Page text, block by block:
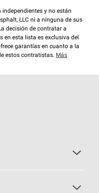
y no están
LLC ni a ninguna de sus
decisión de contratar a
esta lista es exclusiva del
garantías en cuanto a la
estos contratistas. Más